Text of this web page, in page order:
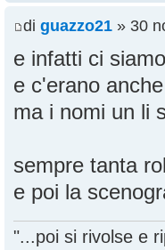
di guazzo21 » 30
e infatti ci
e c'erano
ma i nomi un li
sempre tanta
e poi la
"...poi si rivolse e